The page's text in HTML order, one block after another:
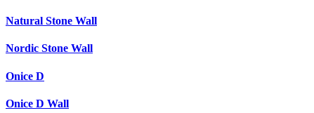
Natural Stone Wall
Nordic Stone Wall
Onice D
Onice D Wall